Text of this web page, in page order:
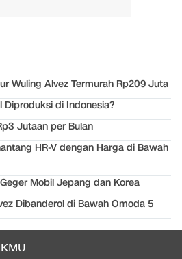
Wuling Alvez Termurah Rp209 Juta
Diproduksi di Indonesia?
Jutaan per Bulan
HR-V dengan Harga di Bawah
Mobil Jepang dan Korea
Dibanderol di Bawah Omoda 5